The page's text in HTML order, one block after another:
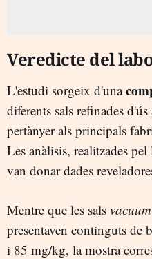
Veredicte del
L'estudi sorgeix d'una
diferents sals refinades
pertànyer als principals
Les anàlisis, realitzades
van donar dades
Mentre que les sals vacuum
presentaven continguts de
i 85 mg/kg, la mostra